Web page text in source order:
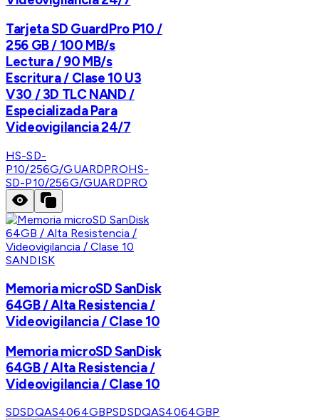
Tarjeta SD GuardPro P10 /
256 GB / 100 MB/s
Lectura / 90 MB/s
Escritura / Clase 10 U3
V30 / 3D TLC NAND /
Especializada Para
Videovigilancia 24/7
HS-SD-
P10/256G/GUARDPROHS-
SD-P10/256G/GUARDPRO
SANDISK
Memoria microSD SanDisk
64GB / Alta Resistencia /
Videovigilancia / Clase 10
Memoria microSD SanDisk
64GB / Alta Resistencia /
Videovigilancia / Clase 10
SDSDQAS4064GBPSDSDQAS4064GBP